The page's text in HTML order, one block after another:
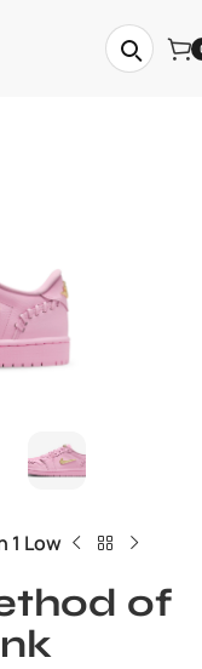
1 Low
of